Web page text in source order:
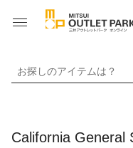
お探しのアイテムは？
California General